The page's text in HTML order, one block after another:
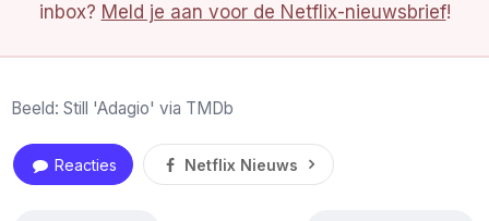
inbox? Meld je aan voor de Netflix-nieuwsbrief!
Beeld: Still 'Adagio' via TMDb
Reacties Netflix Nieuws